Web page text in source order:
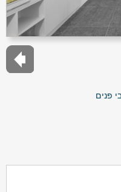
פנים